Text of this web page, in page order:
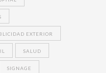
EXTERIOR
SALUD
SIGNAGE